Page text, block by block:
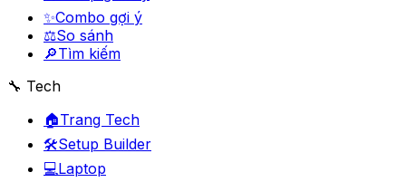
✨Combo gợi ý
⚖️So sánh
🔎Tìm kiếm
🔧 Tech
🏠Trang Tech
🛠️Setup Builder
💻Laptop